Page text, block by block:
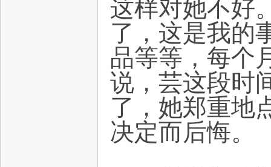
这样对她不好
了，这是我的
品等等，每个
说，芸这段时
了，她郑重地
决定而后悔。